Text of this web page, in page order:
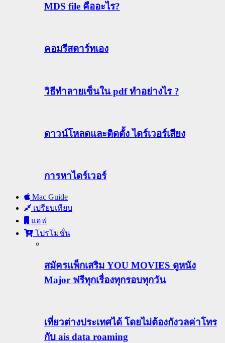
MDS file คืออะไร?
คอมรีสตาร์ทเอง
วิธีทําลายเซ็นใน pdf ทำอย่างไร ?
ดาวน์โหลดและติดตั้ง ไดร์เวอร์เสียง
การหาไดร์เวอร์
Mac Guide
เปรียบเทียบ
แอฟ
โปรโมชั่น
สมัครแพ็กเสริม YOU MOVIES ดูหนัง
Major ฟรีทุกเรื่องทุกรอบทุกวัน
เที่ยวต่างประเทศได้ โดยไม่ต้องกังวลค่าโทร
กับ ais data roaming